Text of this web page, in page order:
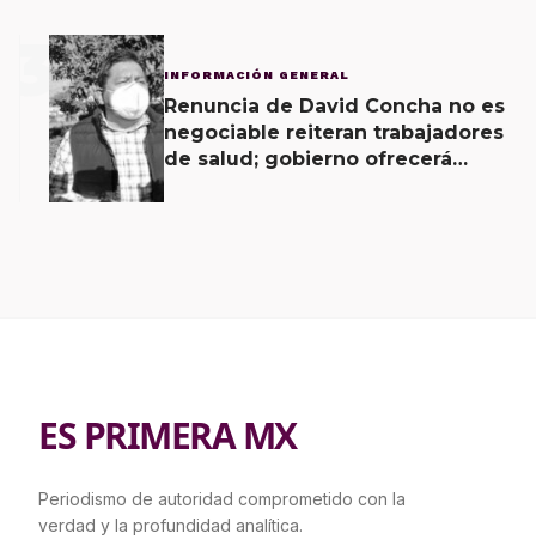
3 INFORMACIÓN GENERAL
Renuncia de David Concha no es
negociable reiteran trabajadores
de salud; gobierno ofrecerá
ES PRIMERA MX
Periodismo de autoridad comprometido con la
verdad y la profundidad analítica.